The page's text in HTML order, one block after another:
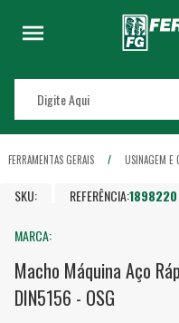
FERRAMENTAS GERAIS USINAGEM E
SKU: REFERÊNCIA:1898220
MARCA:
Macho Máquina Aço
DIN5156 - OSG